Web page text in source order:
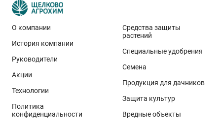
Эти результаты особенно показательны для
условий Приволжского федерального округа. Они
демонстрируют, что потенциал интенсивного сорта
реализуется при грамотном управлении
технологией: сбалансированном минеральном
питании, эффективной защите растений и точном
О компании
История компании
Руководители
Акции
Технологии
Политика
конфиденциальности
Средства защиты
растений
Специальные удобрения
Семена
Продукция для дачников
Защита культур
Вредные объекты